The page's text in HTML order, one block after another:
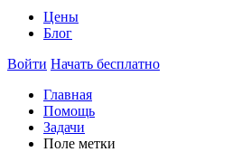
Цены
Блог
Войти Начать бесплатно
Главная
Помощь
Задачи
Поле метки